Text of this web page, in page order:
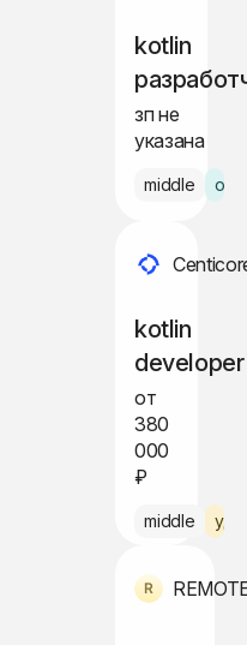
kotlin
зп не
указана
middle
kotlin
developer
от
380
000
₽
middle